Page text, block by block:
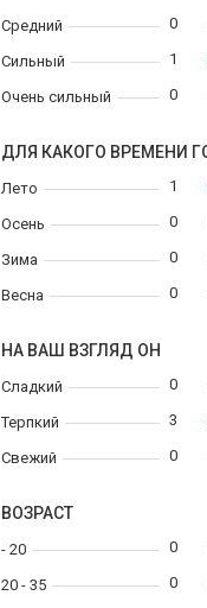
Средний
Сильный
Очень сильный
0
1
0
ДЛЯ КАКОГО ВРЕМЕНИ
Лето
Осень
Зима
Весна
1
0
0
0
НА ВАШ ВЗГЛЯД ОН
Сладкий
Терпкий
Свежий
0
3
0
ВОЗРАСТ
- 20
20 - 35
0
0